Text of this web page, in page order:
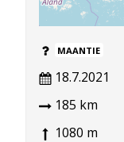
MAANTIE
18.7.2021
185 km
1080 m